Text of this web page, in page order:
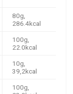
80g,
286.4kcal
100g,
22.0kcal
10g,
39,2kcal
100g,